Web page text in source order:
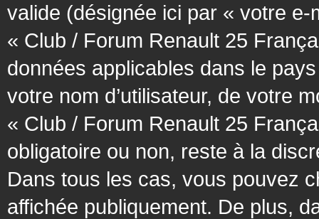
valide (désignée ici par « votre
« Club / Forum Renault 25
données applicables dans le
votre nom d’utilisateur, de votre
« Club / Forum Renault 25
obligatoire ou non, reste à la
Dans tous les cas, vous pouvez
affichée publiquement. De plus,